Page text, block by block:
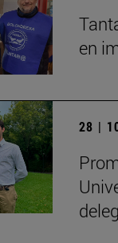
en
28 |